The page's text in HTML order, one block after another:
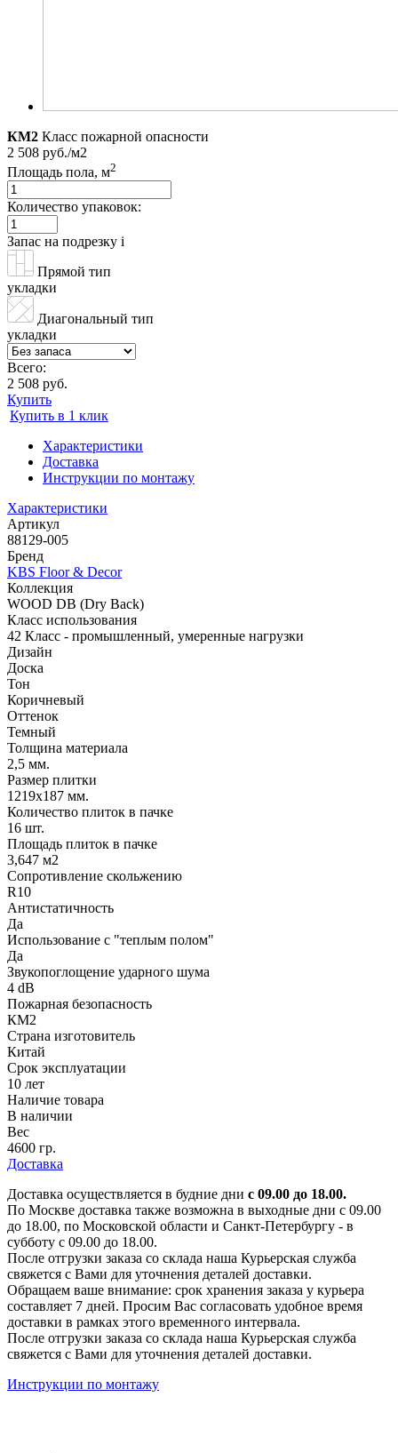
КМ2 Класс пожарной опасности
2 508 руб./м2
Площадь пола, м2
Количество упаковок:
Запас на подрезку i
Прямой тип
укладки
Диагональный тип
укладки
Всего:
2 508 руб.
Купить
Купить в 1 клик
Характеристики
Доставка
Инструкции по монтажу
Характеристики
Артикул
88129-005
Бренд
KBS Floor & Decor
Коллекция
WOOD DB (Dry Back)
Класс использования
42 Класс - промышленный, умеренные нагрузки
Дизайн
Доска
Тон
Коричневый
Оттенок
Темный
Толщина материала
2,5 мм.
Размер плитки
1219х187 мм.
Количество плиток в пачке
16 шт.
Площадь плиток в пачке
3,647 м2
Сопротивление скольжению
R10
Антистатичность
Да
Использование с "теплым полом"
Да
Звукопоглощение ударного шума
4 dB
Пожарная безопасность
КМ2
Страна изготовитель
Китай
Срок эксплуатации
10 лет
Наличие товара
В наличии
Вес
4600 гр.
Доставка
Доставка осуществляется в будние дни с 09.00 до 18.00.
По Москве доставка также возможна в выходные дни с 09.00
до 18.00, по Московской области и Санкт-Петербургу - в
субботу с 09.00 до 18.00.
После отгрузки заказа со склада наша Курьерская служба
свяжется с Вами для уточнения деталей доставки.
Обращаем ваше внимание: срок хранения заказа у курьера
составляет 7 дней. Просим Вас согласовать удобное время
доставки в рамках этого временного интервала.
После отгрузки заказа со склада наша Курьерская служба
свяжется с Вами для уточнения деталей доставки.
Инструкции по монтажу